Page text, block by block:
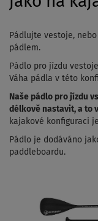
Pádlujte vestoje,
pádlem.
Pádlo pro jízdu
Váha pádla v této
Naše pádlo pro jízdu
délkově nastavit, a to
kajakové konfiguraci
Pádlo je dodáváno
paddleboardu.